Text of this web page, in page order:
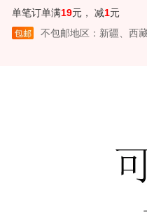
单笔订单满19元， 减1元
不包邮地区：新疆、西